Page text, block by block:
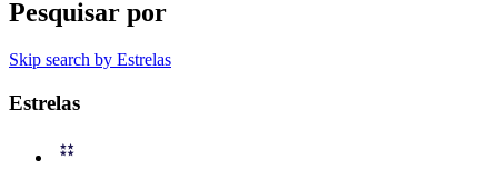
Pesquisar por
Skip search by Estrelas
Estrelas